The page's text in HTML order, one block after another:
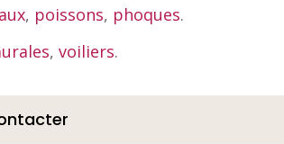
, poissons, phoques.
,voiliers.